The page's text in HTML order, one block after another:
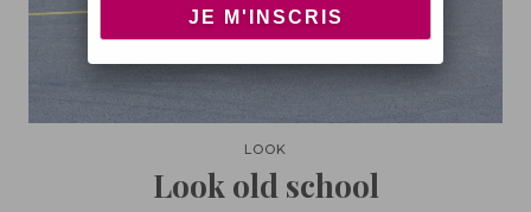
LOOK
Look old school